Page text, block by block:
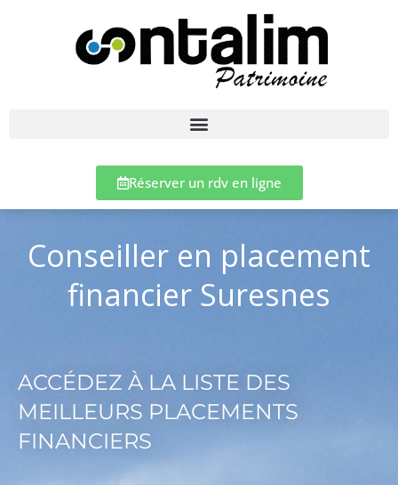
Réserver un rdv en ligne
Conseiller en placement
financier Suresnes
ACCÉDEZ À LA LISTE DES
MEILLEURS PLACEMENTS
FINANCIERS